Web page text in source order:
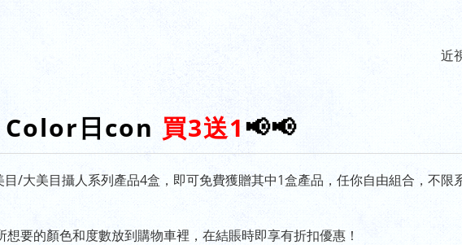
近
日con 買3送1📢📢
/大美目攝人系列產品4盒，即可免費獲贈其中1盒產品，任你自由組合，不限
想要的顏色和度數放到購物車裡，在結賬時即享有折扣優惠！